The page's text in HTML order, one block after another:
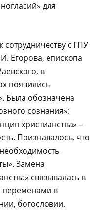
для
сотрудничеству с ГПУ
Егорова, епископа
в
появились
Была обозначена
сознания»:
христианства» –
Признавалось, что
Замена
связывалась в
переменами в
богословии.